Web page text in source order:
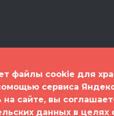
файлы cookie для
сервиса
на сайте, вы
данных в целях